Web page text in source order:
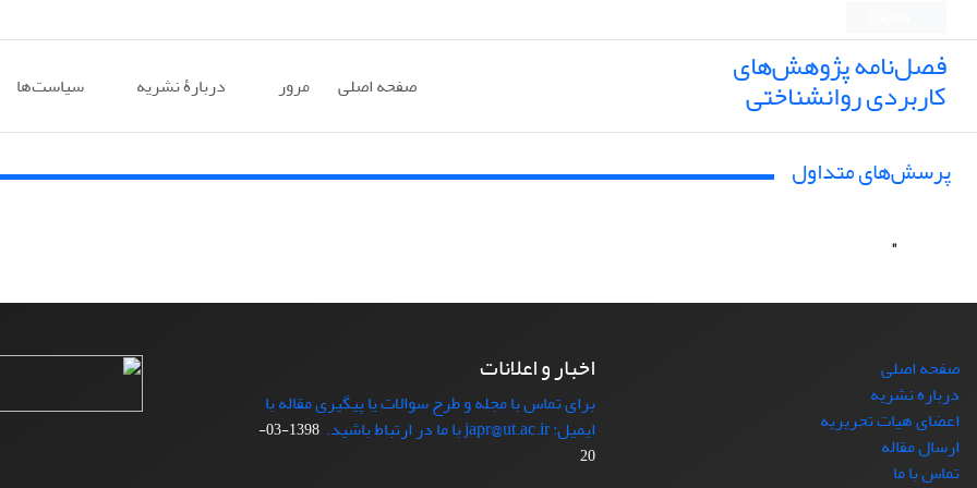
فصل‌نامه پژوهش‌های
کاربردی روانشناختی صفحه اصلی مرور دربارۀ نشریه سیاست‌ها
پرسش‌های متداول
"
صفحه اصلی
درباره نشریه
اعضای هیات تحریریه
ارسال مقاله
تماس با ما
اخبار و اعلانات
برای تماس با مجله و طرح سوالات یا پیگیری مقاله با
ایمیل: japr@ut.ac.ir با ما در ارتباط باشید.
1398-03-
20